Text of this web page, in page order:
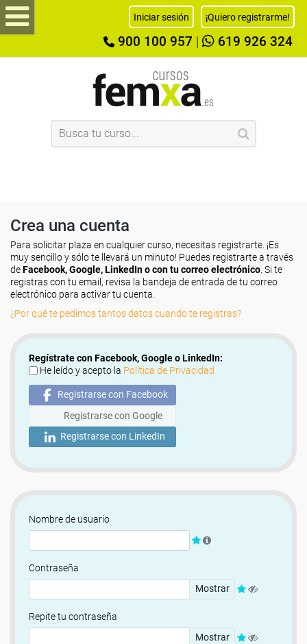
Iniciar sesión ¡Quiero registrarme!
900 100 957 619 926 324
Crea una cuenta
Para solicitar plaza en cualquier curso, necesitas registrarte. ¡Es
muy sencillo y sólo te llevará un minuto! Puedes registrarte a través
deFacebook, Google, LinkedIn o con tu correo electrónico . Si te
registras con tu email, revisa la bandeja de entrada de tu correo
electrónico para activar tu cuenta.
¿Por qué te pedimos tantos datos cuando te registras?
Regístrate con Facebook, Google o LinkedIn:
He leído y acepto la Política de Privacidad
Registrarse con Facebook
Registrarse con Google
Registrarse con LinkedIn
Nombre de usuario
Contraseña
Mostrar
Repite tu contraseña
Mostrar